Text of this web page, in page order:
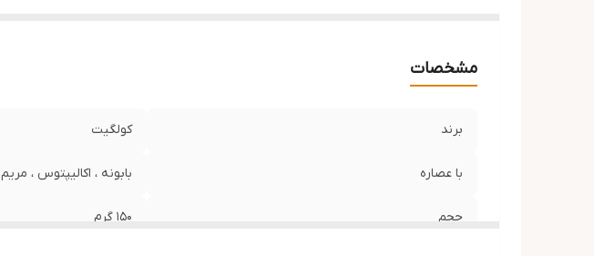
مشخصات
برند کولگیت
با عصاره بابونه ، اکالیپتوس ، مریم
حجم 150 گرم